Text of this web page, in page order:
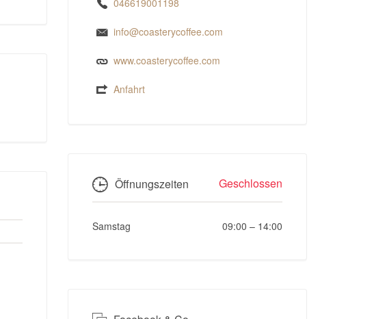
info@coasterycoffee.com
www.coasterycoffee.com
Anfahrt
Öffnungszeiten Geschlossen
Samstag 09:00 – 14:00